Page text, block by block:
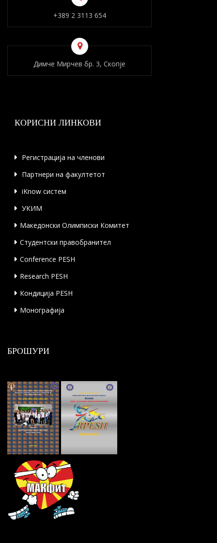
+389 2 3113 654
Димче Мирчев бр. 3, Скопје
КОРИСНИ ЛИНКОВИ
Регистрација на членови
Партнери на факултетот
iKnow систем
УКИМ
Македонски Олимписки Комитет
Студентски правобранител
Conference PESH
Research PESH
Кондиција PESH
Монографија
БРОШУРИ